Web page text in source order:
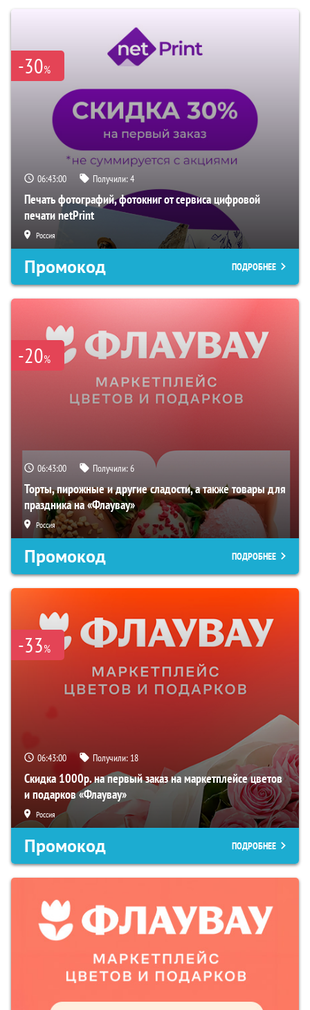
-30%
06:42:59 Получили:4
Печать фотографий, фотокниг от сервиса цифровой
печати netPrint
Россия
Промокод ПОДРОБНЕЕ
-20%
06:42:59 Получили:6
Торты, пирожные и другие сладости, а также товары для
праздника на «Флаувау»
Россия
Промокод ПОДРОБНЕЕ
-33%
06:42:59 Получили: 18
Скидка 1000р. на первый заказ на маркетплейсе цветов
и подарков «Флаувау»
Россия
Промокод ПОДРОБНЕЕ